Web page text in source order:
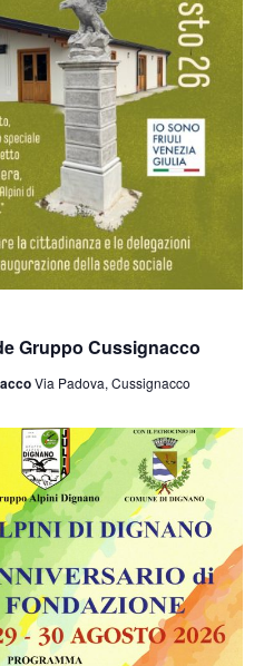
Gruppo Cussignacco
Via Padova, Cussignacco